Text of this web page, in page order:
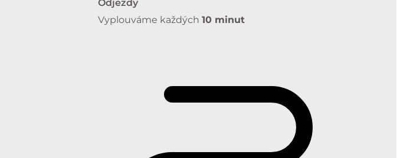
Odjezdy
Vyplouváme každých 10 minut